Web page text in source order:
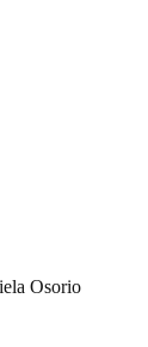
Osorio